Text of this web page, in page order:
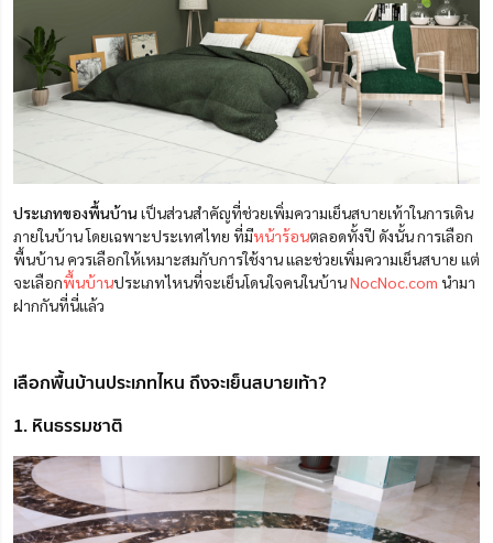
ประเภทของพื้นบ้านเป็นส่วนสำคัญที่ช่วยเพิ่มความเย็นสบายเท้าในการเดิน
ภายในบ้าน โดยเฉพาะประเทศไทย ที่มีหน้าร้อนตลอดทั้งปี ดังนั้น การเลือก
พื้นบ้าน ควรเลือกให้เหมาะสมกับการใช้งาน และช่วยเพิ่มความเย็นสบาย แต่
จะเลือกพื้นบ้านประเภทไหนที่จะเย็นโดนใจคนในบ้านNocNoc.com นำมา
ฝากกันที่นี่แล้ว
เลือกพื้นบ้านประเภทไหน ถึงจะเย็นสบายเท้า?
1. หินธรรมชาติ